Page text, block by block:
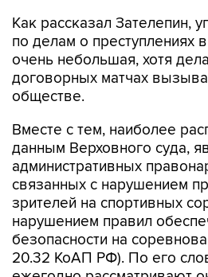
Как рассказал Зателепин,
по делам о преступлениях
очень небольшая, хотя
договорных матчах
обществе.
Вместе с тем, наиболее
данным Верховного суда,
административных
связанных с нарушением
зрителей на спортивных
нарушением правил
безопасности на
20.32 КоАП РФ). По его